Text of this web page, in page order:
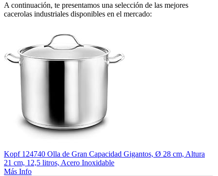
A continuación, te presentamos una selección de las mejores
cacerolas industriales disponibles en el mercado:
Kopf 124740 Olla de Gran Capacidad Gigantos, Ø 28 cm, Altura
21 cm, 12,5 litros, Acero Inoxidable
Más Info